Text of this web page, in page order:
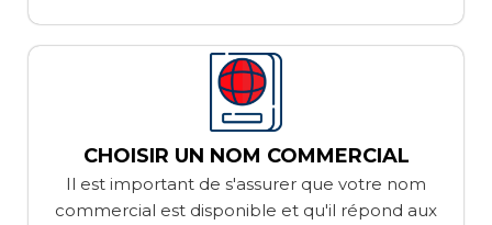
CHOISIR UN NOM COMMERCIAL
Il est important de s'assurer que votre nom
commercial est disponible et qu'il répond aux